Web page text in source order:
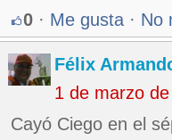
0 · Me gusta · No
Félix
1 de marzo
Cayó Ciego en el